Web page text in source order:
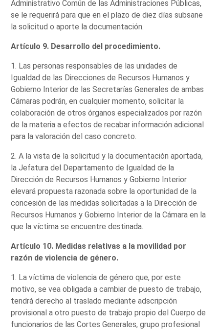
Administrativo Común de las Administraciones Públicas,
se le requerirá para que en el plazo de diez días subsane
la solicitud o aporte la documentación.
Artículo 9. Desarrollo del procedimiento.
1. Las personas responsables de las unidades de
Igualdad de las Direcciones de Recursos Humanos y
Gobierno Interior de las Secretarías Generales de ambas
Cámaras podrán, en cualquier momento, solicitar la
colaboración de otros órganos especializados por razón
de la materia a efectos de recabar información adicional
para la valoración del caso concreto.
2. A la vista de la solicitud y la documentación aportada,
la Jefatura del Departamento de Igualdad de la
Dirección de Recursos Humanos y Gobierno Interior
elevará propuesta razonada sobre la oportunidad de la
concesión de las medidas solicitadas a la Dirección de
Recursos Humanos y Gobierno Interior de la Cámara en la
que la víctima se encuentre destinada.
Artículo 10. Medidas relativas a la movilidad por
razón de violencia de género.
1. La víctima de violencia de género que, por este
motivo, se vea obligada a cambiar de puesto de trabajo,
tendrá derecho al traslado mediante adscripción
provisional a otro puesto de trabajo propio del Cuerpo de
funcionarios de las Cortes Generales, grupo profesional